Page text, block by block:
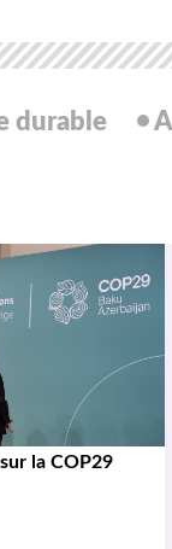
durable
la COP29